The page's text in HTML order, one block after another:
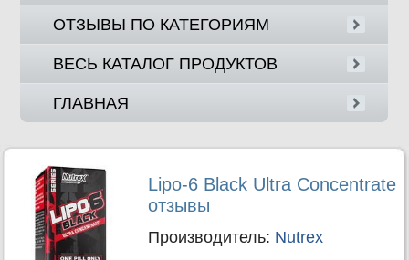
ОТЗЫВЫ ПО КАТЕГОРИЯМ
ВЕСЬ КАТАЛОГ ПРОДУКТОВ
ГЛАВНАЯ
Lipo-6 Black Ultra Concentrate
отзывы
Производитель: Nutrex